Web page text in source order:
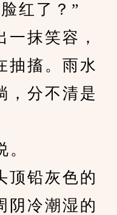
红了？”
抹笑容，
抽搐。雨水
，分不清是
铅灰色的
阴冷潮湿的